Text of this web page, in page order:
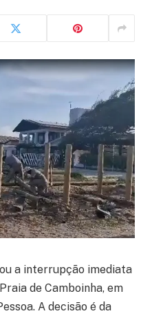
a interrupção imediata
de Camboinha, em
A decisão é da